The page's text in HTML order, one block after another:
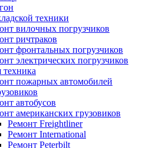
техники
вилочных погрузчиков
ричтраков
фронтальных погрузчиков
электрических погрузчиков
пожарных автомобилей
автобусов
американских грузовиков
Ремонт Freightliner
Ремонт International
Ремонт Peterbilt